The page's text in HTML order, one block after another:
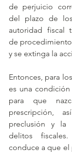
de perjuicio
del plazo de
autoridad fiscal
de
y se extinga la
Entonces, para
es una condición
para que
prescripción,
preclusión y la
delitos
conduce a que